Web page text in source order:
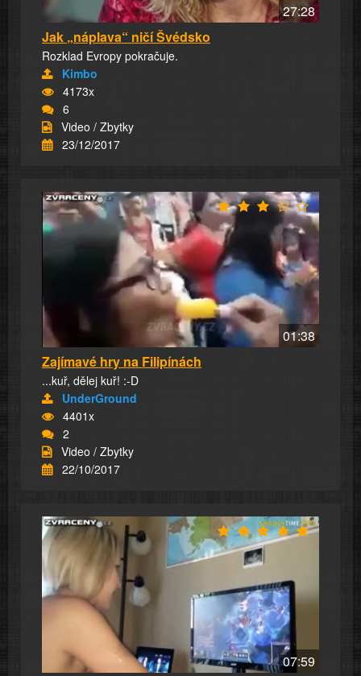
27:28
Jak „náplava“ ničí Švédsko
Rozklad Evropy pokračuje.
Kimbo
4173x
6
Video / Zbytky
23/12/2017
01:38
Zajímavé hry na Filipínách
...kuř, dělej kuř! :-D
UnderGround
4401x
2
Video / Zbytky
22/10/2017
07:59